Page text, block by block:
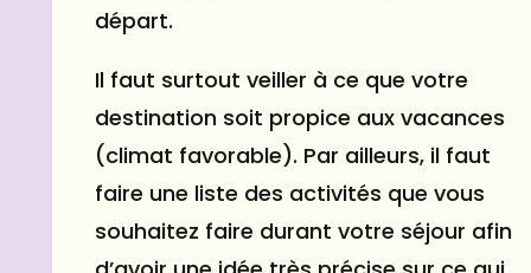
départ.
Il faut surtout veiller à ce que votre
destination soit propice aux vacances
(climat favorable). Par ailleurs, il faut
faire une liste des activités que vous
souhaitez faire durant votre séjour afin